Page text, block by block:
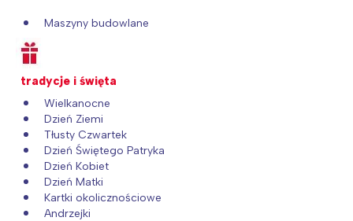
Maszyny budowlane
tradycje i święta
Wielkanocne
Dzień Ziemi
Tłusty Czwartek
Dzień Świętego Patryka
Dzień Kobiet
Dzień Matki
Kartki okolicznościowe
Andrzejki